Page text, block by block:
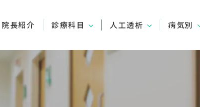
院長紹介 診療科目 人工透析 病気別